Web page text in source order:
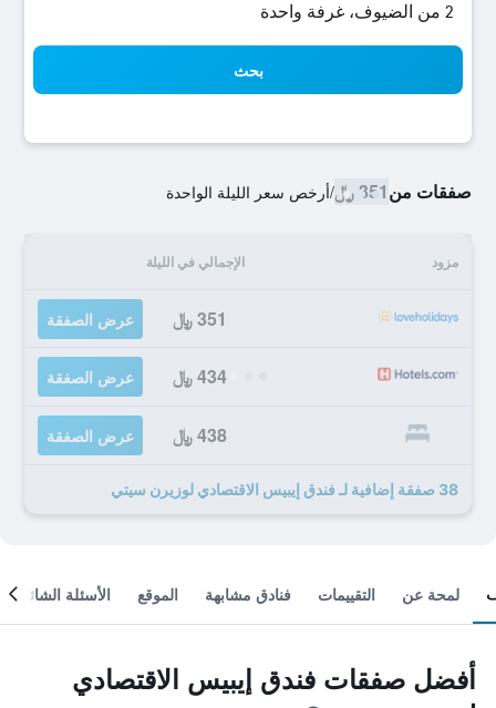
2 من الضيوف، غرفة واحدة
بحث
صفقات من351 ﷼ /أرخص سعر الليلة الواحدة
مزود الإجمالي في الليلة
351 ﷼ عرض الصفقة
434 ﷼ عرض الصفقة
438 ﷼ عرض الصفقة
38 صفقة إضافية لـ فندق إيبيس الاقتصادي لوزيرن سيتي
لمحة عن التقييمات فنادق مشابهة الموقع الأسئلة الشائعة
أفضل صفقات فندق إيبيس الاقتصادي